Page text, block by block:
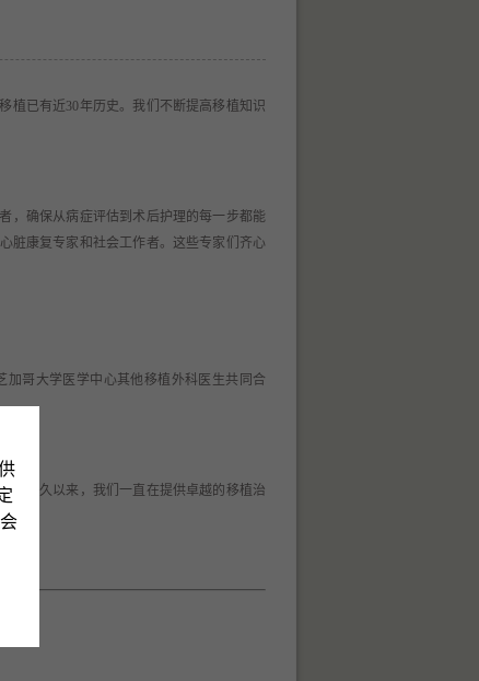
植已有近30年历史。我们不断提高移植知识
，确保从病症评估到术后护理的每一步都能
脏康复专家和社会工作者。这些专家们齐心
哥大学医学中心其他移植外科医生共同合
。长久以来，我们一直在提供卓越的移植治